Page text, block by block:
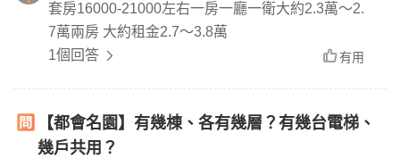
套房16000-21000左右一房一廳一衛大約2.3萬～2.
7萬兩房 大約租金2.7～3.8萬
1個回答
有用
【都會名園】有幾棟、各有幾層？有幾台電梯、
幾戶共用？